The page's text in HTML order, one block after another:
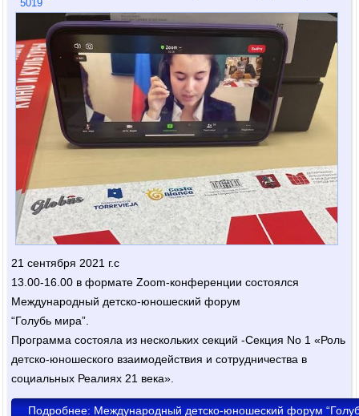
5019
21 сентября 2021 г.с
13.00-16.00 в формате Zoom-конференции состоялся
Международный детско-юношеский форум
“Голубь мира”.
Программа состояла из нескольких секций -Секция No 1 «Роль
детско-юношеского взаимодействия и сотрудничества в
социальных Реалиях 21 века».
Подробнее: Международный детско-юношеский форум